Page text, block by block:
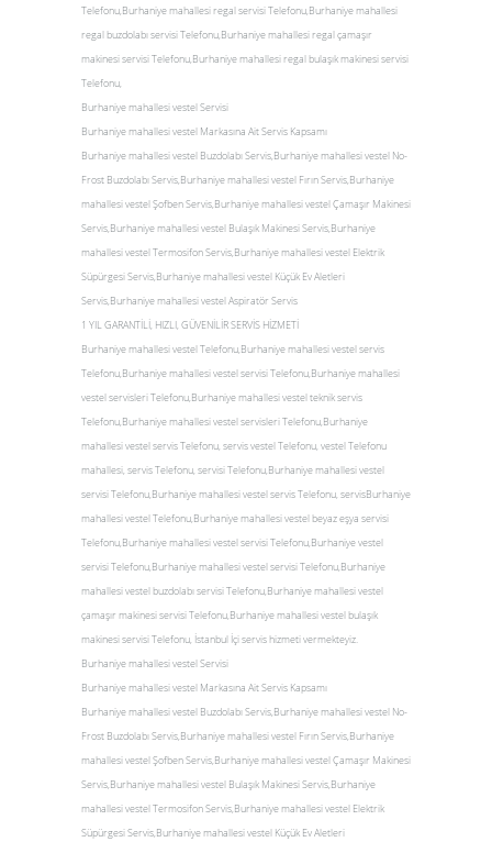
Telefonu,Burhaniye mahallesi regal servisi Telefonu,Burhaniye mahallesi
regal buzdolabı servisi Telefonu,Burhaniye mahallesi regal çamaşır
makinesi servisi Telefonu,Burhaniye mahallesi regal bulaşık makinesi servisi
Telefonu,
Burhaniye mahallesi vestel Servisi
Burhaniye mahallesi vestel Markasına Ait Servis Kapsamı
Burhaniye mahallesi vestel Buzdolabı Servis,Burhaniye mahallesi vestel No-
Frost Buzdolabı Servis,Burhaniye mahallesi vestel Fırın Servis,Burhaniye
mahallesi vestel Şofben Servis,Burhaniye mahallesi vestel Çamaşır Makinesi
Servis,Burhaniye mahallesi vestel Bulaşık Makinesi Servis,Burhaniye
mahallesi vestel Termosifon Servis,Burhaniye mahallesi vestel Elektrik
Süpürgesi Servis,Burhaniye mahallesi vestel Küçük Ev Aletleri
Servis,Burhaniye mahallesi vestel Aspiratör Servis
1 YIL GARANTİLİ, HIZLI, GÜVENİLİR SERVİS HİZMETİ
Burhaniye mahallesi vestel Telefonu,Burhaniye mahallesi vestel servis
Telefonu,Burhaniye mahallesi vestel servisi Telefonu,Burhaniye mahallesi
vestel servisleri Telefonu,Burhaniye mahallesi vestel teknik servis
Telefonu,Burhaniye mahallesi vestel servisleri Telefonu,Burhaniye
mahallesi vestel servis Telefonu, servis vestel Telefonu, vestel Telefonu
mahallesi, servis Telefonu, servisi Telefonu,Burhaniye mahallesi vestel
servisi Telefonu,Burhaniye mahallesi vestel servis Telefonu, servisBurhaniye
mahallesi vestel Telefonu,Burhaniye mahallesi vestel beyaz eşya servisi
Telefonu,Burhaniye mahallesi vestel servisi Telefonu,Burhaniye vestel
servisi Telefonu,Burhaniye mahallesi vestel servisi Telefonu,Burhaniye
mahallesi vestel buzdolabı servisi Telefonu,Burhaniye mahallesi vestel
çamaşır makinesi servisi Telefonu,Burhaniye mahallesi vestel bulaşık
makinesi servisi Telefonu, İstanbul İçi servis hizmeti vermekteyiz.
Burhaniye mahallesi vestel Servisi
Burhaniye mahallesi vestel Markasına Ait Servis Kapsamı
Burhaniye mahallesi vestel Buzdolabı Servis,Burhaniye mahallesi vestel No-
Frost Buzdolabı Servis,Burhaniye mahallesi vestel Fırın Servis,Burhaniye
mahallesi vestel Şofben Servis,Burhaniye mahallesi vestel Çamaşır Makinesi
Servis,Burhaniye mahallesi vestel Bulaşık Makinesi Servis,Burhaniye
mahallesi vestel Termosifon Servis,Burhaniye mahallesi vestel Elektrik
Süpürgesi Servis,Burhaniye mahallesi vestel Küçük Ev Aletleri